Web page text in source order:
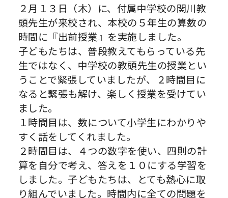
２月１３日（木）に、付属中学校の関川教
頭先生が来校され、本校の５年生の算数の
時間に『出前授業』を実施しました。
子どもたちは、普段教えてもらっている先
生ではなく、中学校の教頭先生の授業とい
うことで緊張していましたが、２時間目に
なると緊張も解け、楽しく授業を受けてい
ました。
１時間目は、数について小学生にわかりや
すく話をしてくれました。
２時間目は、４つの数字を使い、四則の計
算を自分で考え、答えを１０にする学習を
しました。子どもたちは、とても熱心に取
り組んでいました。時間内に全ての問題を